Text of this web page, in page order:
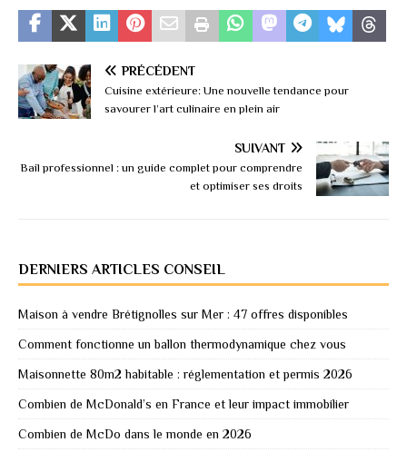
PRÉCÉDENT
Cuisine extérieure: Une nouvelle tendance pour
savourer l’art culinaire en plein air
SUIVANT
Bail professionnel : un guide complet pour comprendre
et optimiser ses droits
DERNIERS ARTICLES CONSEIL
Maison à vendre Brétignolles sur Mer : 47 offres disponibles
Comment fonctionne un ballon thermodynamique chez vous
Maisonnette 80m2 habitable : réglementation et permis 2026
Combien de McDonald’s en France et leur impact immobilier
Combien de McDo dans le monde en 2026